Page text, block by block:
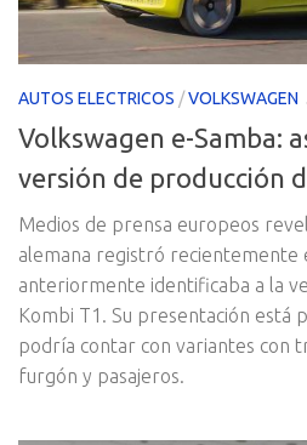
AUTOS ELECTRICOS /VOLKSWAGEN
Volkswagen e-Samba:
versión de producción
Medios de prensa europeos
alemana registró recientemente
anteriormente identificaba a la
Kombi T1. Su presentación está
podría contar con variantes con
furgón y pasajeros.